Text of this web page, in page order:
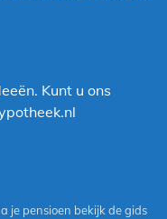
Kunt u ons
je pensioen bekijk de gids